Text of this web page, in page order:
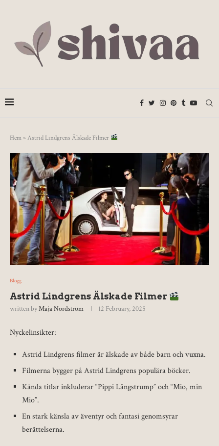
Hem»Astrid Lindgrens Älskade Filmer
Blogg
Astrid Lindgrens Älskade Filmer
written byMaja Nordström 12 February, 2025
Nyckelinsikter:
Astrid Lindgrens filmer är älskade av både barn och vuxna.
Filmerna bygger på Astrid Lindgrens populära böcker.
Kända titlar inkluderar “Pippi Långstrump” och “Mio, min
Mio”.
En stark känsla av äventyr och fantasi genomsyrar
berättelserna.